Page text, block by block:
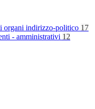
organi indirizzo-politico 17
- amministrativi 12